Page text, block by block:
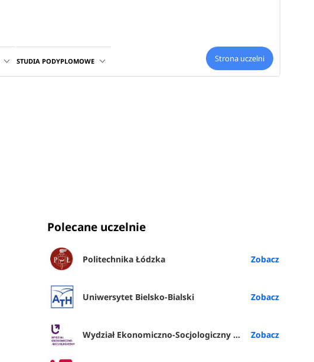
STUDIA PODYPLOMOWE Strona uczelni
Polecane uczelnie
Politechnika Łódzka
Uniwersytet Bielsko-Bialski
Wydział Ekonomiczno-Socjologiczny UŁ